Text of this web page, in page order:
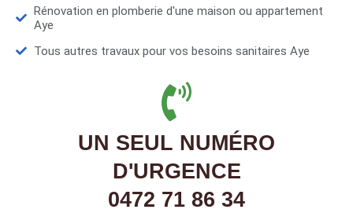
Rénovation en plomberie d'une maison ou appartement
Aye
Tous autres travaux pour vos besoins sanitaires Aye
UN SEUL NUMÉRO
D'URGENCE
0472 71 86 34